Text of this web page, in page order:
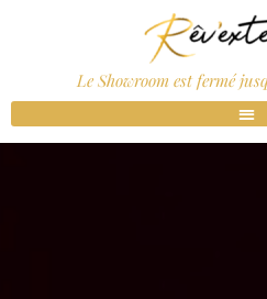
Le Showroom est fermé